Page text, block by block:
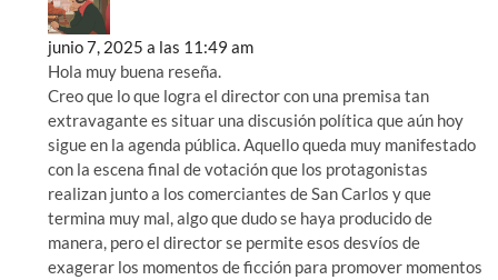
junio 7, 2025 a las 11:49 am
Hola muy buena reseña.
Creo que lo que logra el director con una premisa tan
extravagante es situar una discusión política que aún hoy
sigue en la agenda pública. Aquello queda muy manifestado
con la escena final de votación que los protagonistas
realizan junto a los comerciantes de San Carlos y que
termina muy mal, algo que dudo se haya producido de
manera, pero el director se permite esos desvíos de
exagerar los momentos de ficción para promover momentos